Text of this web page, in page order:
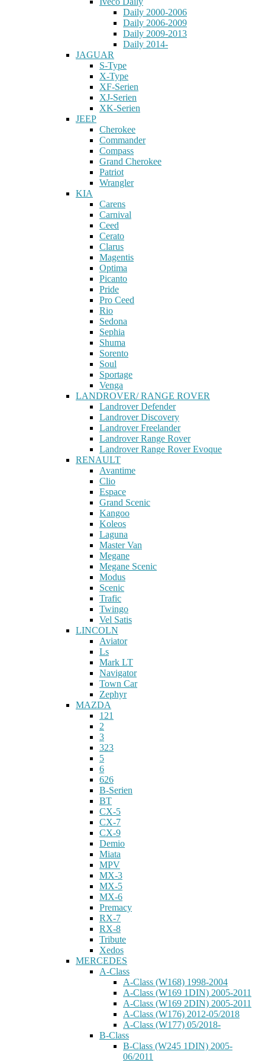
Daily 2000-2006
Daily 2006-2009
Daily 2009-2013
Daily 2014-
JAGUAR
S-Type
X-Type
XF-Serien
XJ-Serien
XK-Serien
JEEP
Cherokee
Commander
Compass
Grand Cherokee
Patriot
Wrangler
KIA
Carens
Carnival
Ceed
Cerato
Clarus
Magentis
Optima
Picanto
Pride
Pro Ceed
Rio
Sedona
Sephia
Shuma
Sorento
Soul
Sportage
Venga
LANDROVER/ RANGE ROVER
Landrover Defender
Landrover Discovery
Landrover Freelander
Landrover Range Rover
Landrover Range Rover Evoque
RENAULT
Avantime
Clio
Espace
Grand Scenic
Kangoo
Koleos
Laguna
Master Van
Megane
Megane Scenic
Modus
Scenic
Trafic
Twingo
Vel Satis
LINCOLN
Aviator
Ls
Mark LT
Navigator
Town Car
Zephyr
MAZDA
121
2
3
323
5
6
626
B-Serien
BT
CX-5
CX-7
CX-9
Demio
Miata
MPV
MX-3
MX-5
MX-6
Premacy
RX-7
RX-8
Tribute
Xedos
MERCEDES
A-Class
A-Class (W168) 1998-2004
A-Class (W169 1DIN) 2005-2011
A-Class (W169 2DIN) 2005-2011
A-Class (W176) 2012-05/2018
A-Class (W177) 05/2018-
B-Class
B-Class (W245 1DIN) 2005-
06/2011